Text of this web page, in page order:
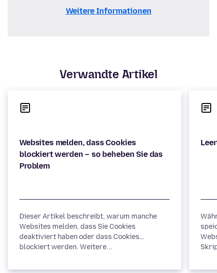
Weitere Informationen
Verwandte Artikel
Websites melden, dass Cookies
blockiert werden – so beheben Sie das
Problem
Dieser Artikel beschreibt, warum manche
Websites melden, dass Sie Cookies
deaktiviert haben oder dass Cookies
blockiert werden. Weitere...